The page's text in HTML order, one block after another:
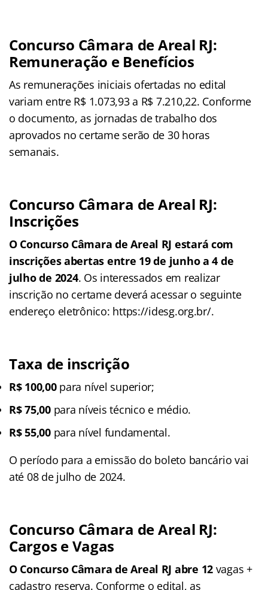
Concurso Câmara de Areal RJ:
Remuneração e Benefícios
As remunerações iniciais ofertadas no edital
variam entre R$ 1.073,93 a R$ 7.210,22. Conforme
o documento, as jornadas de trabalho dos
aprovados no certame serão de 30 horas
semanais.
Concurso Câmara de Areal RJ:
Inscrições
O Concurso Câmara de Areal RJ estará com
inscrições abertas entre 19 de junho a 4 de
julho de 2024. Os interessados em realizar
inscrição no certame deverá acessar o seguinte
endereço eletrônico: https://idesg.org.br/.
Taxa de inscrição
R$ 100,00para nível superior;
R$ 75,00para níveis técnico e médio.
R$ 55,00para nível fundamental.
O período para a emissão do boleto bancário vai
até 08 de julho de 2024.
Concurso Câmara de Areal RJ:
Cargos e Vagas
O Concurso Câmara de Areal RJ abre 12 vagas +
cadastro reserva. Conforme o edital, as